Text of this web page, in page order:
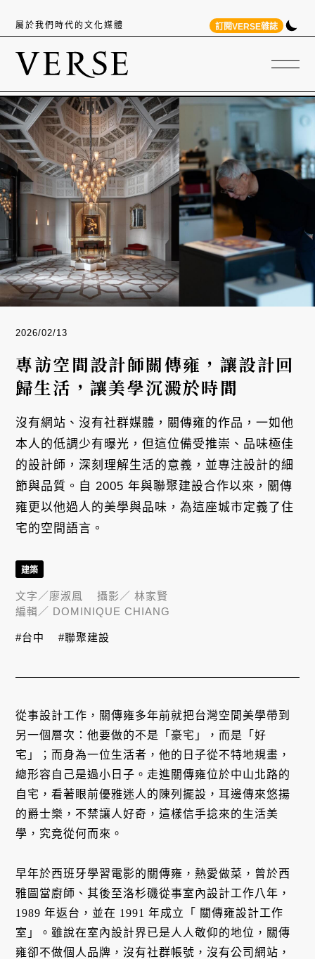
屬於我們時代的文化媒體 訂閱VERSE雜誌
2026/02/13
專訪空間設計師關傳雍，讓設計回
歸生活，讓美學沉澱於時間
沒有網站、沒有社群媒體，關傳雍的作品，一如他
本人的低調少有曝光，但這位備受推崇、品味極佳
的設計師，深刻理解生活的意義，並專注設計的細
節與品質。自 2005 年與聯聚建設合作以來，關傳
雍更以他過人的美學與品味，為這座城市定義了住
宅的空間語言。
從事設計工作，關傳雍多年前就把台灣空間美學帶到
另一個層次：他要做的不是「豪宅」，而是「好
宅」；而身為一位生活者，他的日子從不特地規畫，
總形容自己是過小日子。走進關傳雍位於中山北路的
自宅，看著眼前優雅迷人的陳列擺設，耳邊傳來悠揚
的爵士樂，不禁讓人好奇，這樣信手捻來的生活美
學，究竟從何而來。
早年於西班牙學習電影的關傳雍，熱愛做菜，曾於西
雅圖當廚師、其後至洛杉磯從事室內設計工作八年，
1989 年返台，並在 1991 年成立「 關傳雍設計工作
室」。雖說在室內設計界已是人人敬仰的地位，關傳
雍卻不做個人品牌，沒有社群帳號，沒有公司網站，
建築
文字／廖淑鳳 攝影／ 林家賢
編輯／ DOMINIQUE CHIANG
#台中 #聯聚建設